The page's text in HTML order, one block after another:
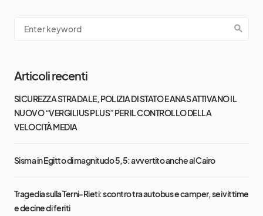
Articoli recenti
SICUREZZA STRADALE, POLIZIA DI STATO E ANAS ATTIVANO IL
NUOVO “VERGILIUS PLUS” PER IL CONTROLLO DELLA
VELOCITÀ MEDIA
Sisma in Egitto di magnitudo 5,5: avvertito anche al Cairo
Tragedia sulla Terni-Rieti: scontro tra autobus e camper, sei vittime
e decine di feriti